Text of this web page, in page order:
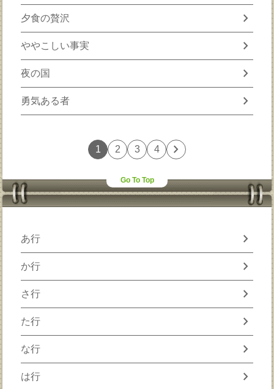
夕食の贅沢 chevron_right
ややこしい事実 chevron_right
夜の国 chevron_right
勇気ある者 chevron_right
1 2 3 4 chevron_right
Go To Top
あ行 chevron_right
か行 chevron_right
さ行 chevron_right
た行 chevron_right
な行 chevron_right
は行 chevron_right